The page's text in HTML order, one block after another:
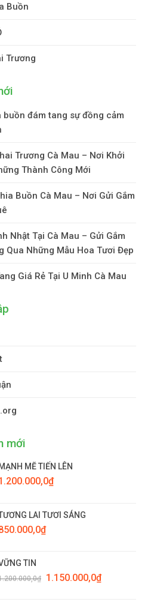
Buồn
Trương
buồn đám tang sự đồng cảm
Trương Cà Mau – Nơi Khởi
Thành Công Mới
Buồn Cà Mau – Nơi Gửi Gắm
Nhật Tại Cà Mau – Gửi Gắm
Qua Những Mẫu Hoa Tươi Đẹp
Giá Rẻ Tại U Minh Cà Mau
mới
MẼ TIẾN LÊN
₫
LAI TƯƠI SÁNG
₫
TIN
₫
Giá
1.150.000,0₫Giá